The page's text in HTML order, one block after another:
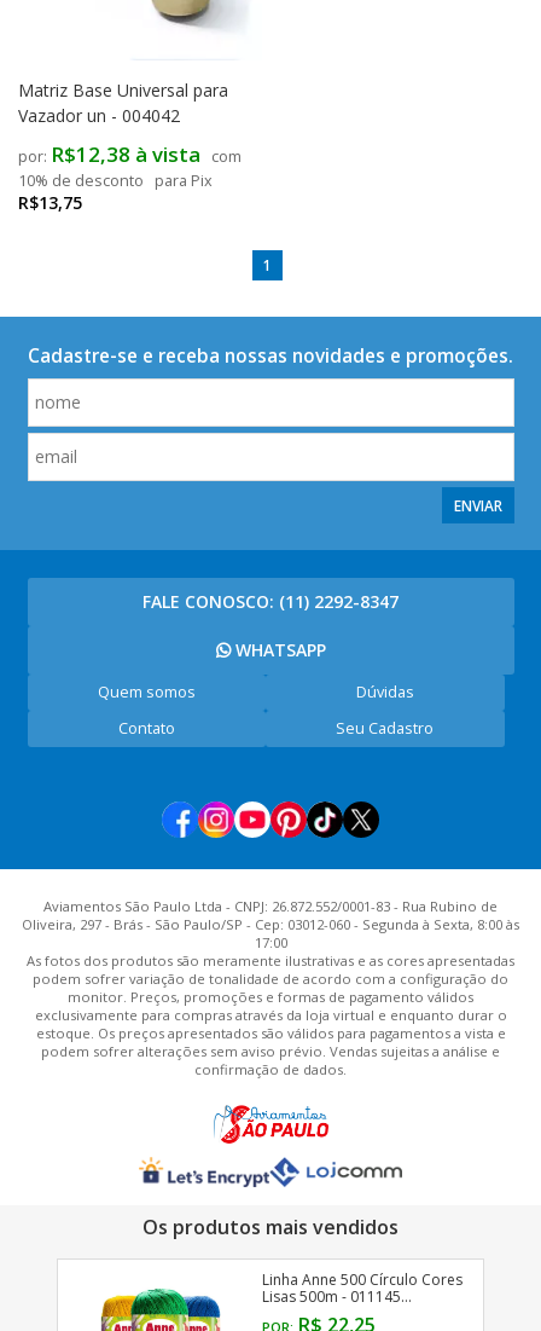
Matriz Base Universal para
Vazador un - 004042
R$13,75
R$12,38 à vista
com
10% de desconto
para Pix
1
Cadastre-se e receba nossas novidades e promoções.
ENVIAR
FALE CONOSCO: (11) 2292-8347
WHATSAPP
Quem somos
Dúvidas
Contato
Seu Cadastro
Aviamentos São Paulo Ltda - CNPJ: 26.872.552/0001-83 - Rua Rubino de
Oliveira, 297 - Brás - São Paulo/SP - Cep: 03012-060 - Segunda à Sexta, 8:00 às
17:00
As fotos dos produtos são meramente ilustrativas e as cores apresentadas
podem sofrer variação de tonalidade de acordo com a configuração do
monitor. Preços, promoções e formas de pagamento válidos
exclusivamente para compras através da loja virtual e enquanto durar o
estoque. Os preços apresentados são válidos para pagamentos a vista e
podem sofrer alterações sem aviso prévio. Vendas sujeitas a análise e
confirmação de dados.